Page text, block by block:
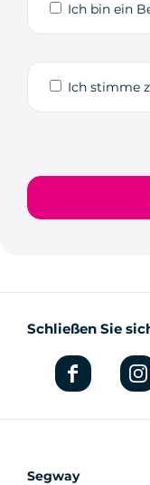
Ich bin ein
Ich stimme
Schließen Sie
Segway